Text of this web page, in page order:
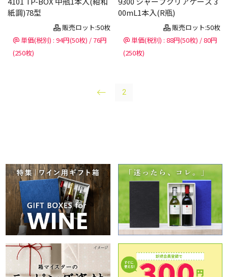
紙調)78型
販売ロット:50枚
単価(税別) : 94円(50枚) / 76円
(250枚)
00mL1本入(R瓶)
販売ロット:50枚
単価(税別) : 88円(50枚) / 80円
(250枚)
2